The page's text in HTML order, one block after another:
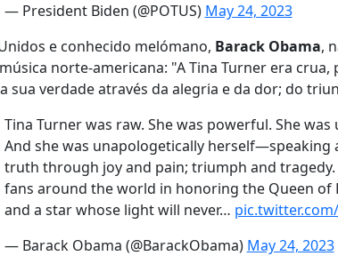
— President Biden (@POTUS) May 24, 2023
e conhecido melómano, Barack Obama,
norte-americana: "A Tina Turner era
sua verdade através da alegria e da dor; do
Tina Turner was raw. She was powerful. She
And she was unapologetically herself—speaking
truth through joy and pain; triumph and tragedy.
fans around the world in honoring the Queen of
and a star whose light will never…
— Barack Obama (@BarackObama) May 24, 2023